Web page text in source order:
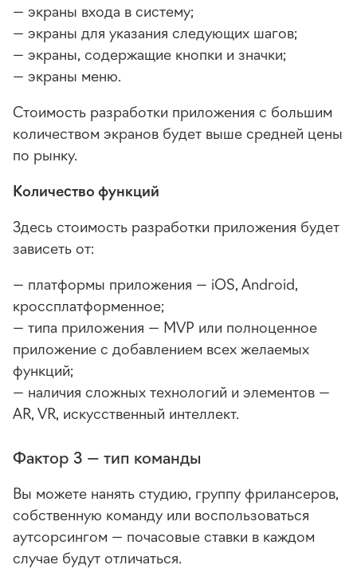
— экраны входа в систему;
— экраны для указания следующих шагов;
— экраны, содержащие кнопки и значки;
— экраны меню.
Стоимость разработки приложения с большим
количеством экранов будет выше средней цены
по рынку.
Количество функций
Здесь стоимость разработки приложения будет
зависеть от:
— платформы приложения — iOS, Android,
кроссплатформенное;
— типа приложения — MVP или полноценное
приложение с добавлением всех желаемых
функций;
— наличия сложных технологий и элементов —
AR, VR, искусственный интеллект.
Фактор 3 — тип команды
Вы можете нанять студию, группу фрилансеров,
собственную команду или воспользоваться
аутсорсингом — почасовые ставки в каждом
случае будут отличаться.